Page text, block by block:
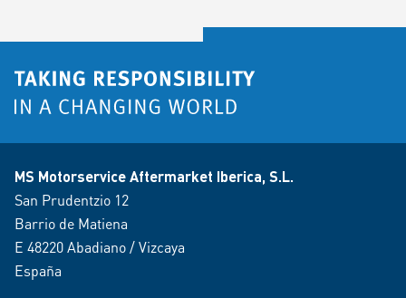
MS Motorservice Aftermarket Iberica, S.L.
San Prudentzio 12
Barrio de Matiena
E 48220 Abadiano / Vizcaya
España